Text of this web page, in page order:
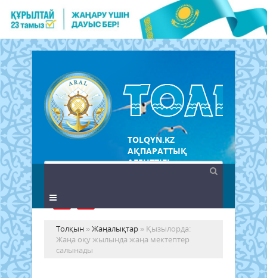
TOLQYN.KZ
АҚПАРАТТЫҚ
АГЕНТТІГІ
Толқын »Жаңалықтар » Қызылорда:
Жаңа оқу жылында жаңа мектептер
салынады